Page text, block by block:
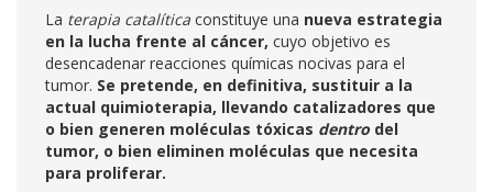
La terapia catalítica constituye una nueva estrategia
en la lucha frente al cáncer, cuyo objetivo es
desencadenar reacciones químicas nocivas para el
tumor. Se pretende, en definitiva, sustituir a la
actual quimioterapia, llevando catalizadores que
o bien generen moléculas tóxicas dentro del
tumor, o bien eliminen moléculas que necesita
para proliferar.